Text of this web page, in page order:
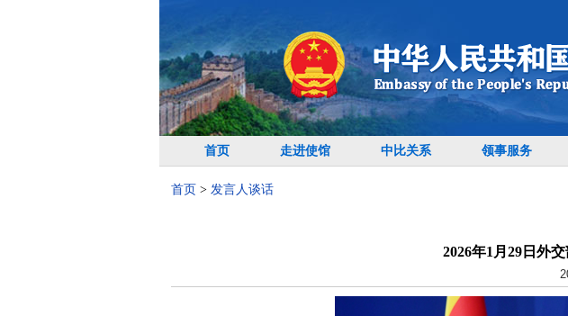
首页 走进使馆 中比关系 领事服务
首页 > 发言人谈话
2026年1月29日外